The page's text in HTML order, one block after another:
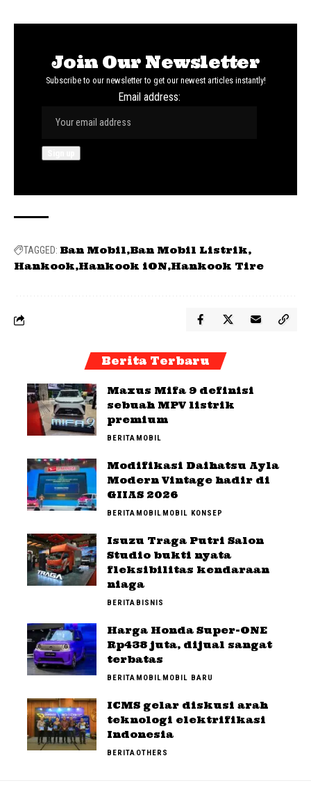
Join Our Newsletter
Subscribe to our newsletter to get our newest articles instantly!
Email address:
TAGGED: Ban Mobil Ban Mobil Listrik
Hankook Hankook iON Hankook Tire
Berita Terbaru
Maxus Mifa 9 definisi
sebuah MPV listrik
premium
BERITAMOBIL
Modifikasi Daihatsu Ayla
Modern Vintage hadir di
GIIAS 2026
BERITAMOBILMOBIL KONSEP
Isuzu Traga Putri Salon
Studio bukti nyata
fleksibilitas kendaraan
niaga
BERITABISNIS
Harga Honda Super-ONE
Rp438 juta, dijual sangat
terbatas
BERITAMOBILMOBIL BARU
ICMS gelar diskusi arah
teknologi elektrifikasi
Indonesia
BERITAOTHERS